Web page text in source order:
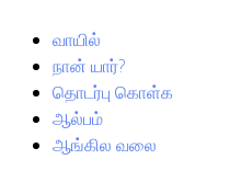
வாயில்
நான் யார்?
தொடர்பு கொள்க
ஆல்பம்
ஆங்கில வலை